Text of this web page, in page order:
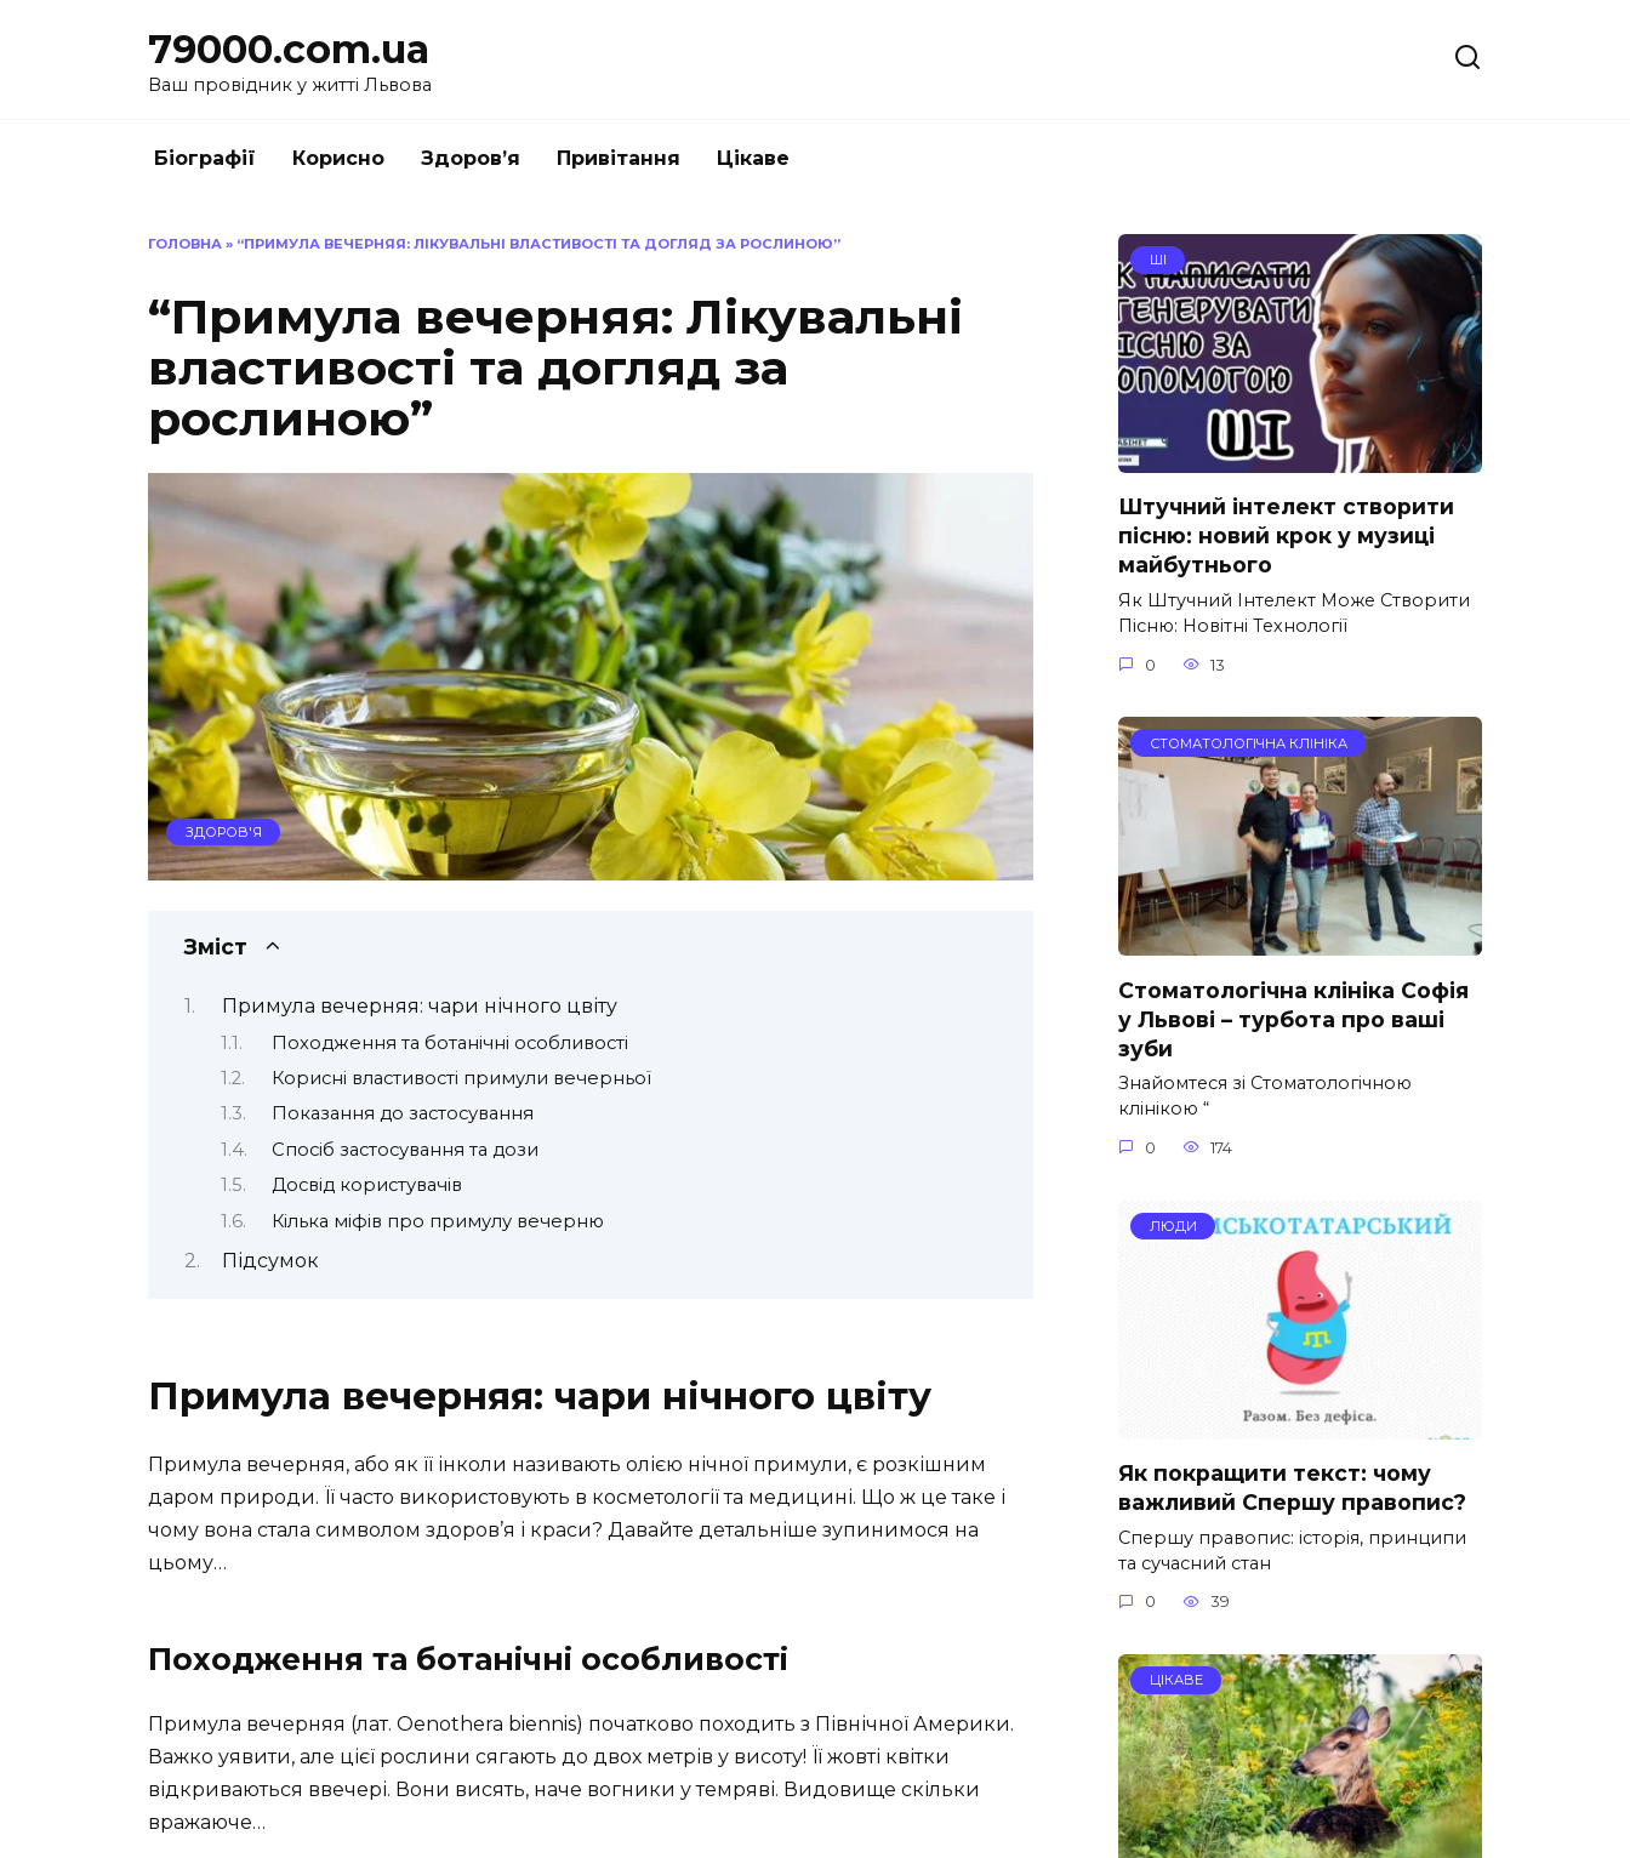
79000.com.ua
Ваш провідник у житті Львова
Біографії Корисно Здоров’я Привітання Цікаве
ГОЛОВНА » “ПРИМУЛА ВЕЧЕРНЯЯ: ЛІКУВАЛЬНІ ВЛАСТИВОСТІ ТА ДОГЛЯД ЗА РОСЛИНОЮ”
“Примула вечерняя: Лікувальні
властивості та догляд за
рослиною”
ЗДОРОВ'Я
Зміст
Примула вечерняя: чари нічного цвіту
Походження та ботанічні особливості
Корисні властивості примули вечерньої
Показання до застосування
Спосіб застосування та дози
Досвід користувачів
Кілька міфів про примулу вечерню
Підсумок
Примула вечерняя: чари нічного цвіту
Примула вечерняя, або як її інколи називають олією нічної примули, є розкішним
даром природи. Її часто використовують в косметології та медицині. Що ж це таке і
чому вона стала символом здоров’я і краси? Давайте детальніше зупинимося на
цьому…
Походження та ботанічні особливості
Примула вечерняя (лат. Oenothera biennis) початково походить з Північної Америки.
Важко уявити, але цієї рослини сягають до двох метрів у висоту! Її жовті квітки
відкриваються ввечері. Вони висять, наче вогники у темряві. Видовище скільки
вражаюче…
ШІ
Штучний інтелект створити
пісню: новий крок у музиці
майбутнього
Як Штучний Інтелект Може Створити
Пісню: Новітні Технології
0 13
СТОМАТОЛОГІЧНА КЛІНІКА
Стоматологічна клініка Софія
у Львові – турбота про ваші
зуби
Знайомтеся зі Стоматологічною
клінікою “
0 174
ЛЮДИ
Як покращити текст: чому
важливий Спершу правопис?
Спершу правопис: історія, принципи
та сучасний стан
0 39
ЦІКАВЕ